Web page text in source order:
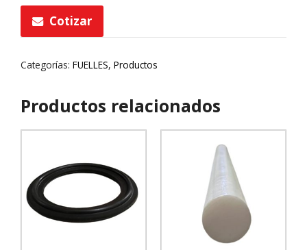
Cotizar
Categorías: FUELLES, Productos
Productos relacionados